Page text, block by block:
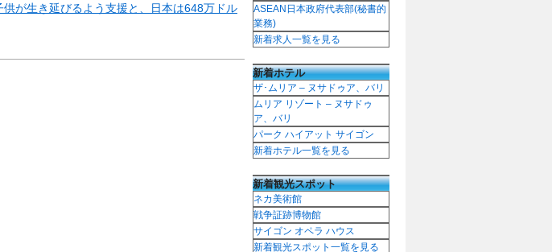
が生き延びるよう支援と、日本は648万ドル
ASEAN日本政府代表部(秘書的
業務)
新着求人一覧を見る
新着ホテル
ザ･ムリア – ヌサドゥア、バリ
ムリア リゾート – ヌサドゥ
ア、バリ
パーク ハイアット サイゴン
新着ホテル一覧を見る
新着観光スポット
ネカ美術館
戦争証跡博物館
サイゴン オペラ ハウス
新着観光スポット一覧を見る